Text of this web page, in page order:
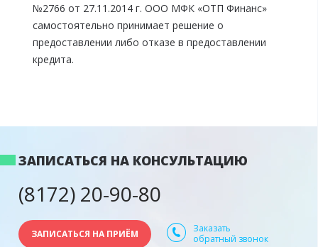
№2766 от 27.11.2014 г. ООО МФК «ОТП Финанс»
самостоятельно принимает решение о
предоставлении либо отказе в предоставлении
кредита.
ЗАПИСАТЬСЯ НА КОНСУЛЬТАЦИЮ
(8172) 20-90-80
ЗАПИСАТЬСЯ НА ПРИЁМ
Заказать
обратный звонок